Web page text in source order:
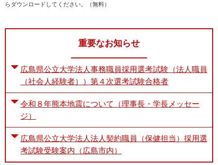
らダウンロードしてください。（無料）
重要なお知らせ
広島県公立大学法人事務職員採用選考試験（法人職員
（社会人経験者））第４次選考試験合格者
令和８年熊本地震について（理事長・学長メッセー
ジ）
広島県公立大学法人法人契約職員（保健担当）採用選
考試験受験案内（広島市内）